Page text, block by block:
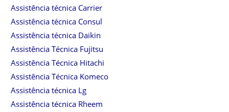
Assistência técnica Carrier
Assistência técnica Consul
Assistência técnica Daikin
Assistência Técnica Fujitsu
Assistência Técnica Hitachi
Assistência Técnica Komeco
Assistência técnica Lg
Assistência técnica Rheem